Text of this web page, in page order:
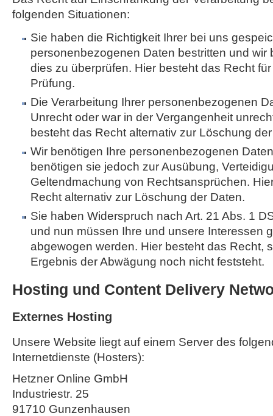
folgenden Situationen:
Sie haben die Richtigkeit Ihrer bei uns
personenbezogenen Daten bestritten und wir
dies zu überprüfen. Hier besteht das Recht
Prüfung.
Die Verarbeitung Ihrer personenbezogenen
Unrecht oder war in der Vergangenheit
besteht das Recht alternativ zur Löschung
Wir benötigen Ihre personenbezogenen
benötigen sie jedoch zur Ausübung,
Geltendmachung von Rechtsansprüchen.
Recht alternativ zur Löschung der Daten.
Sie haben Widerspruch nach Art. 21 Abs. 1
und nun müssen Ihre und unsere Interessen
abgewogen werden. Hier besteht das Recht,
Ergebnis der Abwägung noch nicht feststeht.
Hosting und Content Delivery
Externes Hosting
Unsere Website liegt auf einem Server des
Internetdienste (Hosters):
Hetzner Online GmbH
Industriestr. 25
91710 Gunzenhausen